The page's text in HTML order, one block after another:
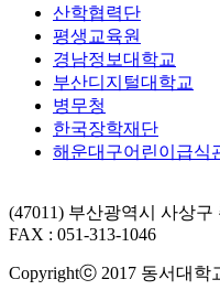
산학협력단
평생교육원
경남정보대학교
부산디지털대학교
병무청
한국장학재단
해운대구어린이급식
(47011) 부산광역시 사상구
FAX : 051-313-1046
Copyrightⓒ 2017 동서대학